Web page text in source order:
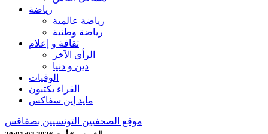
رياضة
رياضة عالمية
رياضة وطنية
ثقافة و إعلام
الرأي الآخر
دين و دنيا
الوفيات
القراء يكتبون
مايد إين سفاكس
موقع الصحفيين التونسيين بصفاقس